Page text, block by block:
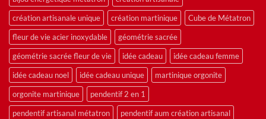
création artisanale unique
création martinique
Cube de Métatron
fleur de vie acier inoxydable
géométrie sacrée
géométrie sacrée fleur de vie
idée cadeau
idée cadeau femme
idée cadeau noel
idée cadeau unique
martinique orgonite
orgonite martinique
pendentif 2 en 1
pendentif artisanal métatron
pendentif aum création artisanal